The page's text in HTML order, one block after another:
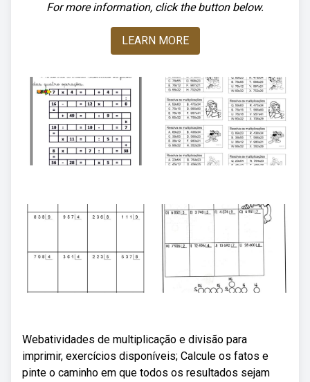
For more information, click the button below.
LEARN MORE
Webatividades de multiplicação e divisão para
imprimir, exercícios disponíveis; Calcule os fatos e
pinte o caminho em que todos os resultados sejam